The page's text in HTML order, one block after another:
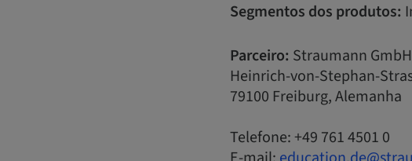
Segmentos dos produtos:
Parceiro: Straumann
Heinrich-von-Stephan-
79100 Freiburg, Alemanha
Telefone: +49 761 4501 0